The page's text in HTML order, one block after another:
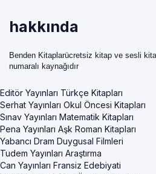
hakkında
Benden Kitaplarücretsiz kitap ve sesli
numaralı kaynağıdır
Editör Yayınları Türkçe Kitapları
Serhat Yayınları Okul Öncesi Kitapları
Sınav Yayınları Matematik Kitapları
Pena Yayınları Aşk Roman Kitapları
Yabancı Dram Duygusal Filmleri
Tudem Yayınları Araştırma
Can Yayınları Fransiz Edebiyati